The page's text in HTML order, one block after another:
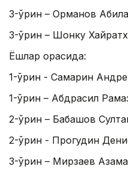
3-ўрин – Орманов
3-ўрин – Шонку
Ёшлар орасида:
1-ўрин - Самарин
1-ўрин – Абдрасил
2-ўрин – Бабашов
2-ўрин - Прогудин
3-ўрин – Мирзаев